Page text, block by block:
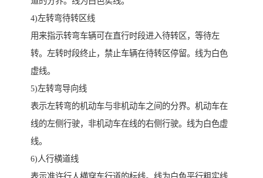
4)左转弯待转区线
用来指示转弯车辆可在直行时段进入待转区，等待左
转。左转时段终止，禁止车辆在待转区停留。线为白色
虚线。
5)左转弯导向线
表示左转弯的机动车与非机动车之间的分界。机动车在
线的左侧行驶，非机动车在线的右侧行驶。线为白色虚
线。
6)人行横道线